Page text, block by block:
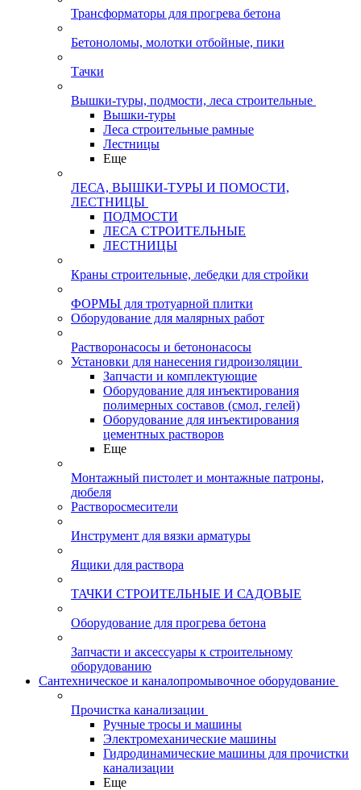
Трансформаторы для прогрева бетона
Бетоноломы, молотки отбойные, пики
Тачки
Вышки-туры, подмости, леса строительные
Вышки-туры
Леса строительные рамные
Лестницы
Еще
ЛЕСА, ВЫШКИ-ТУРЫ И ПОМОСТИ,
ЛЕСТНИЦЫ
ПОДМОСТИ
ЛЕСА СТРОИТЕЛЬНЫЕ
ЛЕСТНИЦЫ
Краны строительные, лебедки для стройки
ФОРМЫ для тротуарной плитки
Оборудование для малярных работ
Растворонасосы и бетононасосы
Установки для нанесения гидроизоляции
Запчасти и комплектующие
Оборудование для инъектирования
полимерных составов (смол, гелей)
Оборудование для инъектирования
цементных растворов
Еще
Монтажный пистолет и монтажные патроны,
дюбеля
Растворосмесители
Инструмент для вязки арматуры
Ящики для раствора
ТАЧКИ СТРОИТЕЛЬНЫЕ И САДОВЫЕ
Оборудование для прогрева бетона
Запчасти и аксессуары к строительному
оборудованию
Сантехническое и каналопромывочное оборудование
Прочистка канализации
Ручные тросы и машины
Электромеханические машины
Гидродинамические машины для прочистки
канализации
Еще